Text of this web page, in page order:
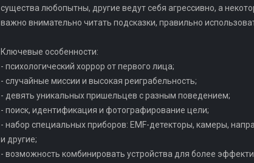
существа любопытны, другие ведут себя агрессивно, а
важно внимательно читать подсказки, правильно
Ключевые особенности:
- психологический хоррор от первого лица;
- случайные миссии и высокая реиграбельность;
- девять уникальных пришельцев с разным поведением;
- поиск, идентификация и фотографирование цели;
- набор специальных приборов: EMF-детекторы, камеры,
и другие;
- возможность комбинировать устройства для более